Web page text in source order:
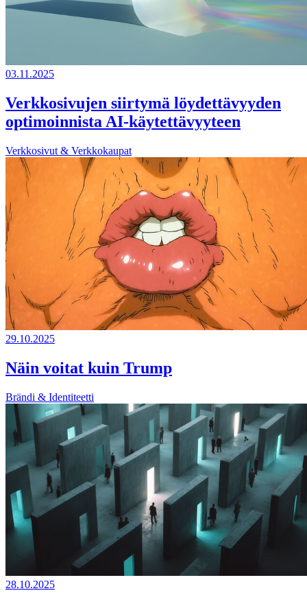
03.11.2025
Verkkosivujen siirtymä löydettävyyden
optimoinnista AI-käytettävyyteen
Verkkosivut & Verkkokaupat
29.10.2025
Näin voitat kuin Trump
Brändi & Identiteetti
28.10.2025